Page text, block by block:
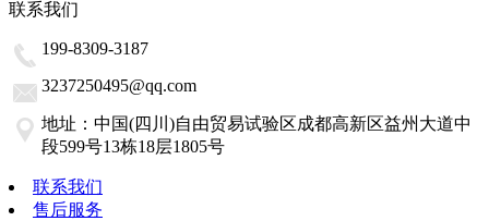
联系我们
199-8309-3187
3237250495@qq.com
地址：中国(四川)自由贸易试验区成都高新区益州大道中
段599号13栋18层1805号
联系我们
售后服务